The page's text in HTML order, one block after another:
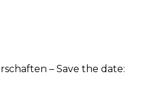
– Save the date: